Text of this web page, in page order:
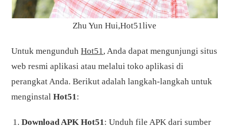
Zhu Yun Hui,Hot51live
Untuk mengunduhHot51, Anda dapat mengunjungi situs
web resmi aplikasi atau melalui toko aplikasi di
perangkat Anda. Berikut adalah langkah-langkah untuk
menginstalHot51:
Download APK Hot51: Unduh file APK dari sumber